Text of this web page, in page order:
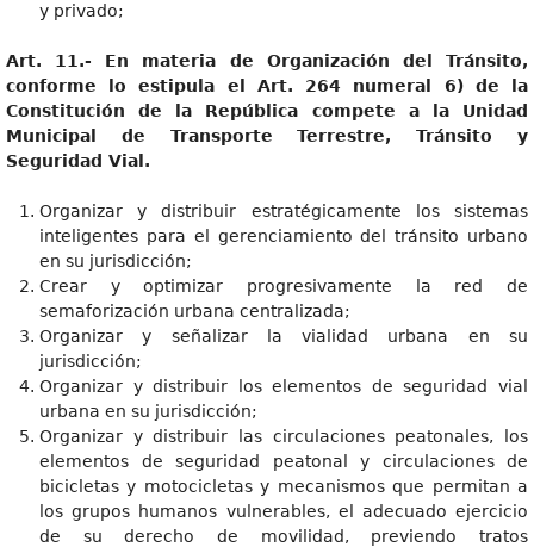
y privado;
Art. 11.- En materia de Organización del Tránsito,
conforme lo estipula el Art. 264 numeral 6) de la
Constitución de la República compete a la Unidad
Municipal de Transporte Terrestre, Tránsito y
Seguridad Vial.
Organizar y distribuir estratégicamente los sistemas
inteligentes para el gerenciamiento del tránsito urbano
en su jurisdicción;
Crear y optimizar progresivamente la red de
semaforización urbana centralizada;
Organizar y señalizar la vialidad urbana en su
jurisdicción;
Organizar y distribuir los elementos de seguridad vial
urbana en su jurisdicción;
Organizar y distribuir las circulaciones peatonales, los
elementos de seguridad peatonal y circulaciones de
bicicletas y motocicletas y mecanismos que permitan a
los grupos humanos vulnerables, el adecuado ejercicio
de su derecho de movilidad, previendo tratos